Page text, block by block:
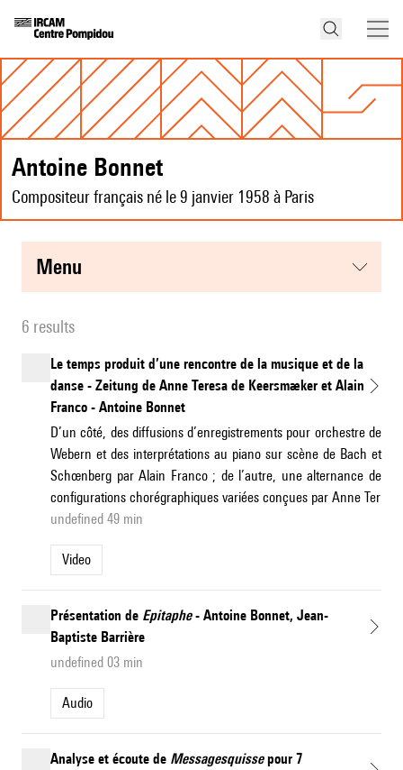
Antoine Bonnet
Compositeur français né le 9 janvier 1958 à Paris
menu
6 results
Le temps produit d’une rencontre de la musique et de la
danse - Zeitung de Anne Teresa de Keersmæker et Alain
Franco - Antoine Bonnet
D’un côté, des diffusions d’enregistrements pour orchestre de
Webern et des interprétations au piano sur scène de Bach et
Schœnberg par Alain Franco ; de l’autre, une alternance de
configurations chorégraphiques variées conçues par Anne Ter
undefined 49 min
Video
Présentation de Epitaphe- Antoine Bonnet, Jean-
Baptiste Barrière
undefined 03 min
Audio
Analyse et écoute de Messagesquissepour 7